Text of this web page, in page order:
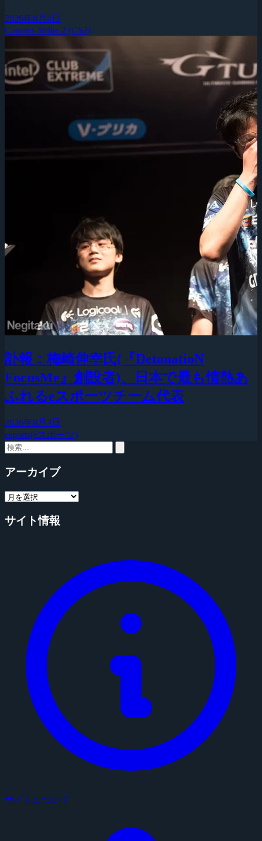
2026年8月4日
Counter-Strike 2 (CS2)
訃報：梅崎伸幸氏(『DetonatioN
FocusMe』創設者)、日本で最も情熱あ
ふれるeスポーツチーム代表
2026年8月3日
esports(eスポーツ)
アーカイブ
サイト情報
サイトについて